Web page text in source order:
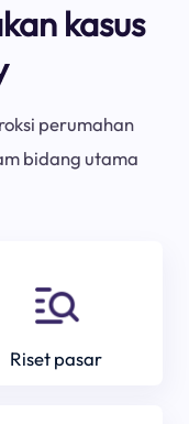
kasus
perumahan
bidang utama
Riset pasar